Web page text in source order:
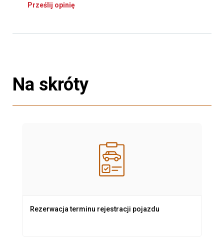
Prześlij opinię
Na skróty
Rezerwacja terminu rejestracji pojazdu